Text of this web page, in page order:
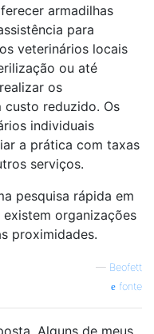
armadilhas
para
veterinários locais
ou até
os
custo reduzido. Os
individuais
a prática com taxas
serviços.
pesquisa rápida em
existem organizações
proximidades.
— Beofett
fonte
Alguns de meus